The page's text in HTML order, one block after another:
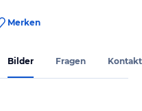
Merken
Bilder Fragen Kontakt